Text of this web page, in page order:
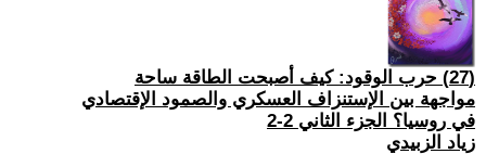
(27) حرب الوقود: كيف أصبحت الطاقة ساحة
مواجهة بين الإستنزاف العسكري والصمود الإقتصادي
في روسيا؟ الجزء الثاني 2-2
زياد الزبيدي